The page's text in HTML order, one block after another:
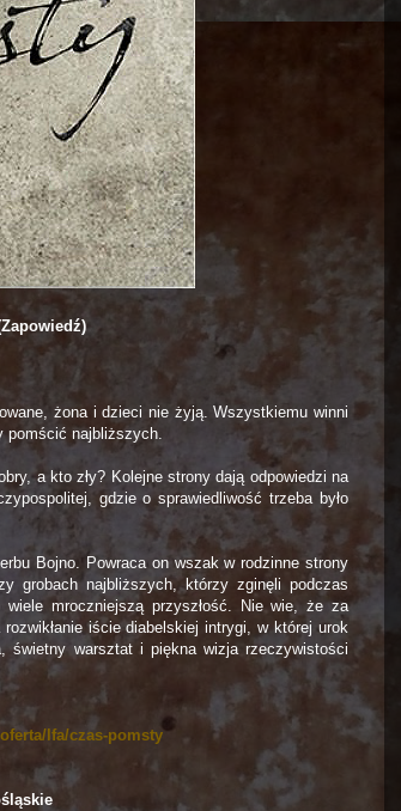
żona i dzieci nie żyją. Wszystkiemu winni
pomścić najbliższych.
a kto zły? Kolejne strony dają odpowiedzi na
gdzie o sprawiedliwość trzeba było
Bojno. Powraca on wszak w rodzinne strony
grobach najbliższych, którzy zginęli podczas
mroczniejszą przyszłość. Nie wie, że za
iście diabelskiej intrygi, w której urok
świetny warsztat i piękna wizja rzeczywistości
lfa/czas-pomsty